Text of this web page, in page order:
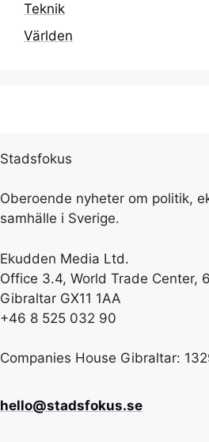
Teknik
Världen
Stadsfokus
Oberoende nyheter om politik,
samhälle i Sverige.
Ekudden Media Ltd.
Office 3.4, World Trade Center,
Gibraltar GX11 1AA
+46 8 525 032 90
Companies House Gibraltar:
hello@stadsfokus.se